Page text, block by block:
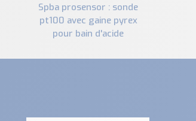
spba prosensor : sonde
pt100 avec gaine pyrex
pour bain d'acide